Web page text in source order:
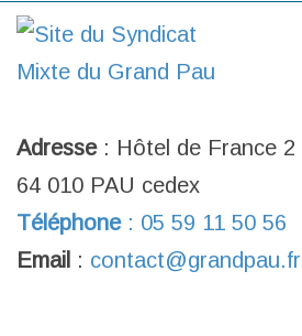
Site officiel du syndicat mixte
NOS COORDONNÉES
Adresse: Hôtel de France 2
64 010 PAU cedex
Téléphone : 05 59 11 50 56
Email : contact@grandpau.fr